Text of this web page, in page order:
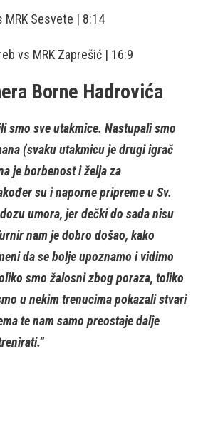
MRK Sesvete | 8:14
vs MRK Zaprešić | 16:9
Borne Hadrovića
smo sve utakmice. Nastupali smo
(svaku utakmicu je drugi igrač
je borbenost i želja za
su i naporne pripreme u Sv.
umora, jer dečki do sada nisu
nam je dobro došao, kako
da se bolje upoznamo i vidimo
smo žalosni zbog poraza, toliko
u nekim trenucima pokazali stvari
te nam samo preostaje dalje